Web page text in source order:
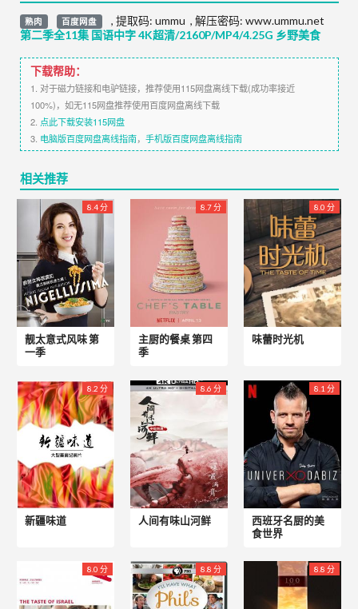
熟肉 百度网盘
第二季全11集 国语中字 4K超清/2160P/MP4/4.25G 乡野美食
, 提取码: ummu , 解压密码: www.ummu.net
下载帮助：
1. 对于磁力链接和电驴链接，推荐使用115网盘离线下载(成功率接近
100%)，如无115网盘推荐使用百度网盘离线下载
2. 点此下载安装115网盘
3. 电脑版百度网盘离线指南， 手机版百度网盘离线指南
相关推荐
8.4 分
靓太意式风味 第
一季
8.7 分
主厨的餐桌 第四
季
8.0 分
味蕾时光机
8.2 分
新疆味道
8.6 分
人间有味山河鲜
8.1 分
西班牙名厨的美
食世界
8.0 分 8.8 分 8.8 分